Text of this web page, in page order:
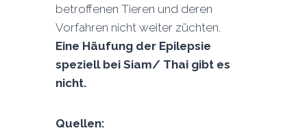
betroffenen Tieren und deren
Vorfahren nicht weiter züchten.
Eine Häufung der Epilepsie
speziell bei Siam/ Thai gibt es
nicht.
Quellen: